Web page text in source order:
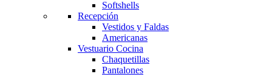
Softshells
Recepción
Vestidos y Faldas
Americanas
Vestuario Cocina
Chaquetillas
Pantalones